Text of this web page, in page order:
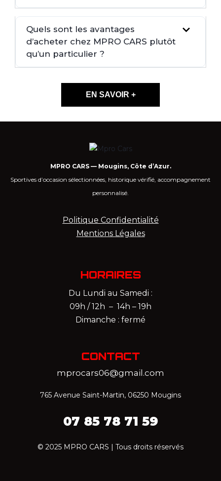
Quels sont les avantages
d’acheter chez MPRO CARS plutôt
qu’un particulier ?
EN SAVOIR +
MPRO CARS — Mougins, Côte d’Azur.
Sportives d’occasion sélectionnées, historique vérifié, accompagnement
personnalisé.
Politique Confidentialité
Mentions Légales
HORAIRES
Du Lundi au Samedi :
09h / 12h – 14h – 19h
Dimanche : fermé
CONTACT
mprocars06@gmail.com
765 Avenue Saint-Martin, 06250 Mougins
07 85 78 71 59‬
© 2025 MPRO CARS | Tous droits réservés